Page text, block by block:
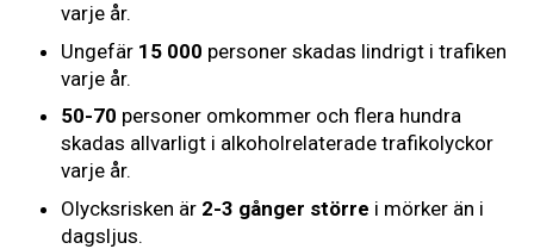
varje år.
Ungefär 15 000 personer skadas lindrigt i trafiken
varje år.
50-70 personer omkommer och flera hundra
skadas allvarligt i alkoholrelaterade trafikolyckor
varje år.
Olycksrisken är 2-3 gånger större i mörker än i
dagsljus.